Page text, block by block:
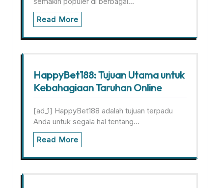
Read More
HappyBet188: Tujuan Utama untuk
Kebahagiaan Taruhan Online
[ad_1] HappyBet188 adalah tujuan terpadu
Anda untuk segala hal tentang…
Read More